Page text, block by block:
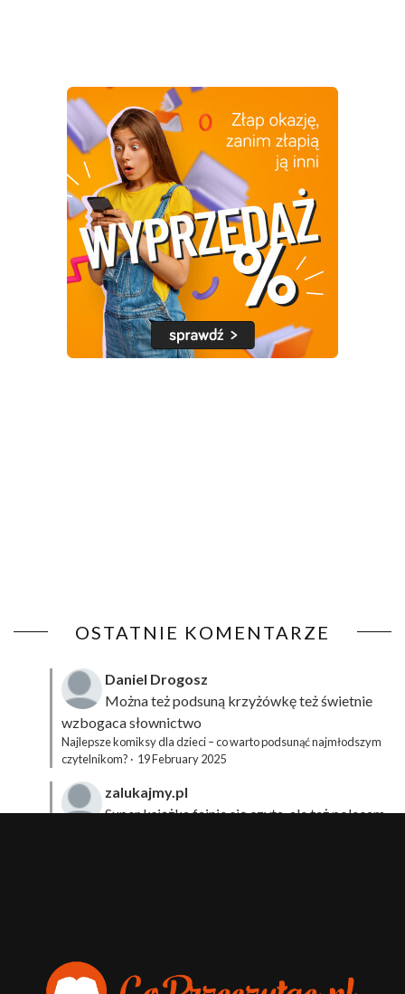
OSTATNIE KOMENTARZE
Daniel Drogosz
Można też podsuną krzyżówkęteż świetnie
wzbogaca słownictwo
Najlepsze komiksy dla dzieci – co warto podsunąć najmłodszym
czytelnikom? · 19 February 2025
zalukajmy.pl
Super książka fajnie się czyta, ale też polecam
książki skoro czyta się np na czytniku.
Planer Książkary – ten gadżet powinien mieć każdy